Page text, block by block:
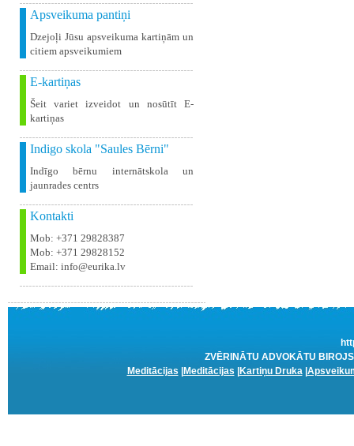
Apsveikuma pantiņi
Dzejoļi Jūsu apsveikuma kartiņām un
citiem apsveikumiem
E-kartiņas
Šeit variet izveidot un nosūtīt E-
kartiņas
Indigo skola "Saules Bērni"
Indīgo bērnu internātskola un
jaunrades centrs
Kontakti
Mob: +371 29828387
Mob: +371 29828152
Email: info@eurika.lv
ZVĒRINĀTU ADVOKĀTU
Meditācijas
Meditācijas Kartiņu Druka|